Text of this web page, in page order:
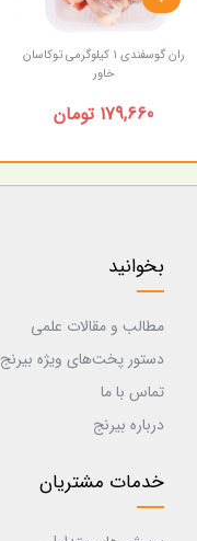
ران گوسفندی 1 کیلوگرمی توکاسان
خاور
179,660 تومان
بخوانید
مطالب و مقالات علمی
دستور پخت‌های ویژه بیرنج
تماس با ما
درباره بیرنج
خدمات مشتریان